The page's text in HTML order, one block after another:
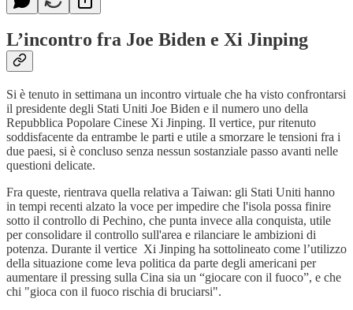
L’incontro fra Joe Biden e Xi Jinping
Si è tenuto in settimana un incontro virtuale che ha visto confrontarsi
il presidente degli Stati Uniti Joe Biden e il numero uno della
Repubblica Popolare Cinese Xi Jinping. Il vertice, pur ritenuto
soddisfacente da entrambe le parti e utile a smorzare le tensioni fra i
due paesi, si è concluso senza nessun sostanziale passo avanti nelle
questioni delicate.
Fra queste, rientrava quella relativa a Taiwan: gli Stati Uniti hanno
in tempi recenti alzato la voce per impedire che l'isola possa finire
sotto il controllo di Pechino, che punta invece alla conquista, utile
per consolidare il controllo sull'area e rilanciare le ambizioni di
potenza. Durante il vertice Xi Jinping ha sottolineato come l’utilizzo
della situazione come leva politica da parte degli americani per
aumentare il pressing sulla Cina sia un “giocare con il fuoco”, e che
chi "gioca con il fuoco rischia di bruciarsi".